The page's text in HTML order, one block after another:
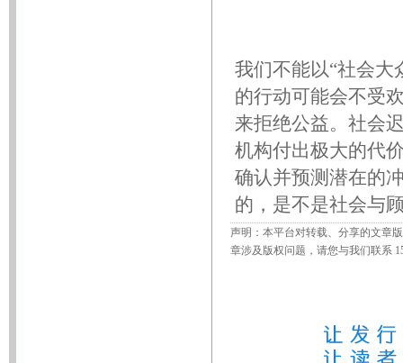
我们不能以“社会大
的行动可能会不受
来拒绝公益。社会
机构付出极大的代
确认并预测潜在的
的，是不是社会与
声明：本平台对转载、分享的文章
章涉及版权问题，请您与我们联系